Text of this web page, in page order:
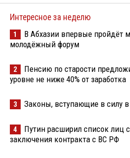
Интересное за неделю
1
В Абхазии впервые пройдёт
молодёжный форум
2
Пенсию по старости
уровне не ниже 40% от заработка
3 Законы, вступающие в силу в
4
Путин расширил список лиц
заключения контракта с ВС РФ